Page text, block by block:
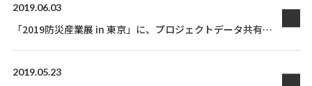
2019.06.03
「2019防災産業展 in 東京」に、プロジェクトデータ共有サ
2019.05.23